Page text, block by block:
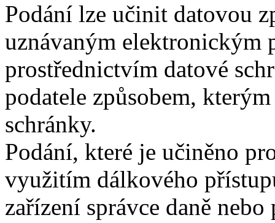
Podání lze učinit datovou
uznávaným elektronickým
prostřednictvím datové
podatele způsobem,
schránky.
Podání, které je učiněno
využitím dálkového
zařízení správce daně